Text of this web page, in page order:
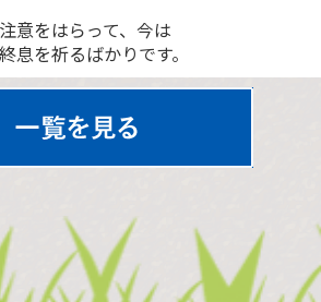
意をはらって、今は
息を祈るばかりです。